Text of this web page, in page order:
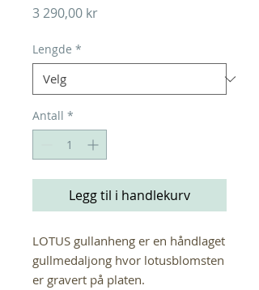
3 290,00 krPris
Lengde *
Antall *
Legg til i handlekurv
LOTUS gullanheng er en håndlaget
gullmedaljong hvor lotusblomsten
er gravert på platen.